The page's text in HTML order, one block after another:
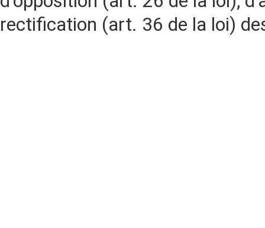
rectification (art. 36 de la loi)